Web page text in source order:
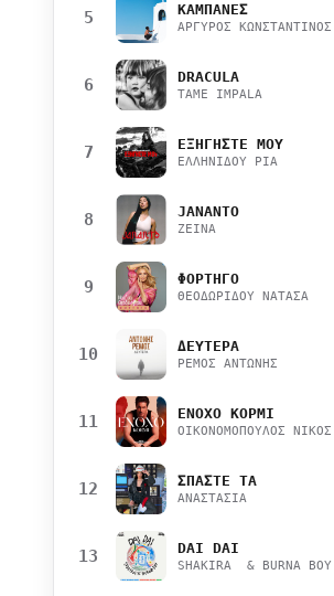
5 ΚΑΜΠΑΝΕΣ
ΑΡΓΥΡΟΣ ΚΩΝΣΤΑΝΤΙΝΟΣ
6 DRACULA
TAME IMPALA
7 ΕΞΗΓΗΣΤΕ ΜΟΥ
ΕΛΛΗΝΙΔΟΥ ΡΙΑ
8 JANANTO
ZEINA
9 ΦΟΡΤΗΓΟ
ΘΕΟΔΩΡΙΔΟΥ ΝΑΤΑΣΑ
10 ΔΕΥΤΕΡΑ
ΡΕΜΟΣ ΑΝΤΩΝΗΣ
11 ΕΝΟΧΟ ΚΟΡΜΙ
ΟΙΚΟΝΟΜΟΠΟΥΛΟΣ ΝΙΚΟΣ
12 ΣΠΑΣΤΕ ΤΑ
ΑΝΑΣΤΑΣΙΑ
13 DAI DAI
SHAKIRA & BURNA BOY